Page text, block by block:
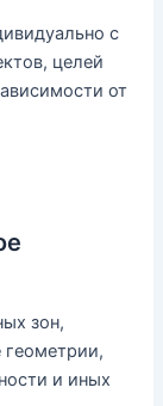
с
целей
от
зон,
и иных